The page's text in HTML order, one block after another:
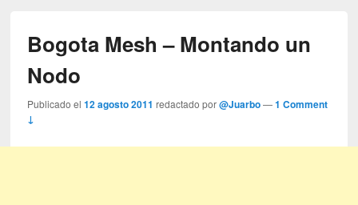
Bogota Mesh – Montando un
Nodo
Publicado el12 agosto 2011 redactado por@Juarbo —1 Comment
↓